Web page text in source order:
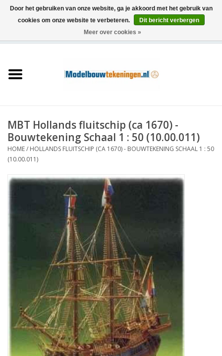
Schepen
Houtbouw
Scenery
Nieuwe tekeningen
NIEUWE TIJDSCHRIFTEN
ABONNEMENT DE
MODELBOUWER
MBT Hollands fluitschip (ca 1670) -
Bouwtekening Schaal 1 : 50 (10.00.011)
HOME/ HOLLANDS FLUITSCHIP (CA 1670) - BOUWTEKENING SCHAAL 1 : 50
(10.00.011)
Door het gebruiken van onze website, ga je akkoord met het gebruik van
cookies om onze website te verbeteren.
Dit bericht verbergen
Meer over cookies »